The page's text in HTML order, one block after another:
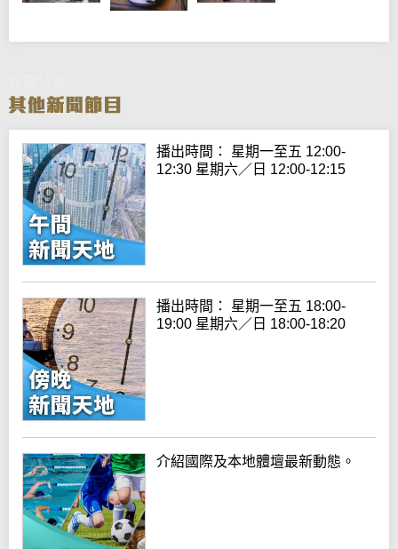
播出時間： 星期一至五 12:00-
12:30 星期六／日 12:00-12:15
播出時間： 星期一至五 18:00-
19:00 星期六／日 18:00-18:20
介紹國際及本地體壇最新動態。